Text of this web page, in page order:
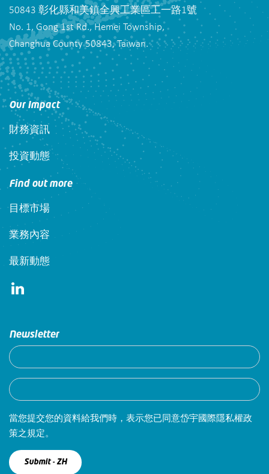
50843 彰化縣和美鎮全興工業區工一路1號
No. 1, Gong 1st Rd., Hemei Township,
Changhua County 50843, Taiwan.
Our Impact
財務資訊
投資動態
Find out more
目標市場
業務內容
最新動態
Newsletter
當您提交您的資料給我們時，表示您已同意岱宇國際隱私權政
策之規定。